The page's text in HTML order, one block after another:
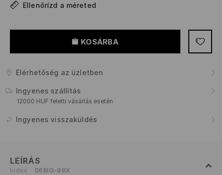
Ellenőrízd a méreted
KOSÁRBA
Elérhetőség az üzletben
Ingyenes szállítás
12000 HUF feletti vásárlás esetén
Ingyenes visszaküldés
LEÍRÁS
Index 068IG-99X